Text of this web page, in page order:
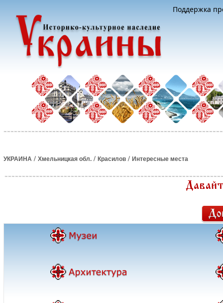
Поддержка
УКРАИНА / Хмельницкая обл. / Красилов / Интересные места